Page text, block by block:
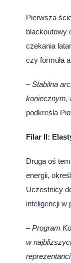
Pierwsza
blackoutowy
czekania
czy formuła
–Stabilna
koniecznym,
podkreśla
Filar II:
Druga oś
energii,
Uczestnicy
inteligencji w
–Program
w